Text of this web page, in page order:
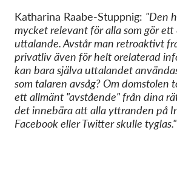
Katharina Raabe-Stuppnig: "Den
mycket relevant för alla som gör
uttalande. Avstår man retroaktivt
privatliv även för helt orelaterad
kan bara själva uttalandet
som talaren avsåg? Om domstolen
ett allmänt "avstående" från dina
det innebära att alla yttranden på
Facebook eller Twitter skulle tyglas."